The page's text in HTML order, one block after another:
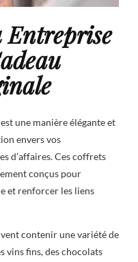
Entreprise
une manière élégante et
envers vos
d’affaires. Ces coffrets
conçus pour
et renforcer les liens
contenir une variété de
vins fins, des chocolats